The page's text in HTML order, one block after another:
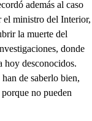
además al caso
el ministro del Interior,
la muerte del
donde
hoy desconocidos.
de saberlo bien,
no pueden